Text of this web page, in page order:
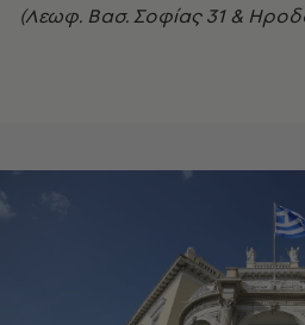
(Λεωφ. Βασ. Σοφίας 31 &